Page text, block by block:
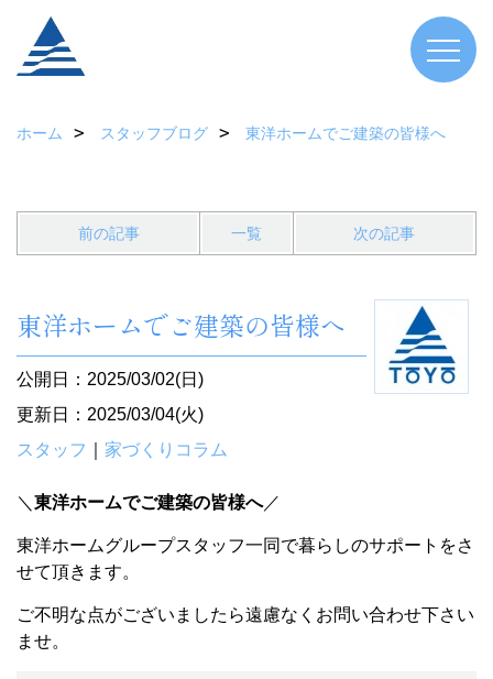
ホーム スタッフブログ 東洋ホームでご建築の皆様へ
前の記事 一覧 次の記事
東洋ホームでご建築の皆様へ
公開日：2025/03/02(日)
更新日：2025/03/04(火)
スタッフ
家づくりコラム
＼ 東洋ホームでご建築の皆様へ／
東洋ホームグループスタッフ一同で暮らしのサポートをさ
せて頂きます。
ご不明な点がございましたら遠慮なくお問い合わせ下さい
ませ。